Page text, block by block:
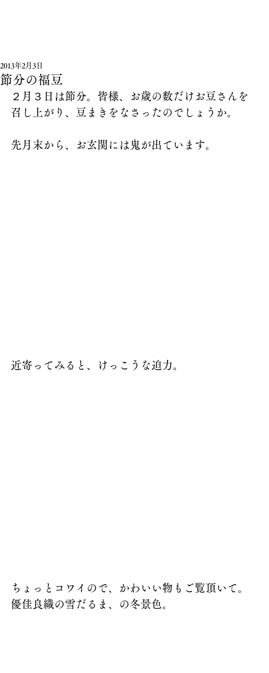
節分の福豆
2013年2月3日
２月３日は節分。皆様、お歳の数だけお豆さんを
召し上がり、豆まきをなさったのでしょうか。
先月末から、お玄関には鬼が出ています。
近寄ってみると、けっこうな迫力。
ちょっとコワイので、かわいい物もご覧頂いて。
優佳良織の雪だるま、の冬景色。